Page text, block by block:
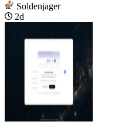
Soldenjager
2d